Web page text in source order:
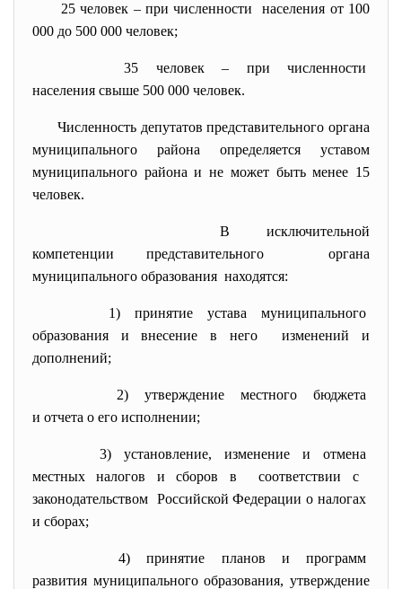
25 человек – при численности населения от 100
000 до 500 000 человек;
35 человек – при численности
населения свыше 500 000 человек.
Численность депутатов представительного органа
муниципального района определяется уставом
муниципального района и не может быть менее 15
человек.
В исключительной
компетенции представительного органа
муниципального образования находятся:
1) принятие устава муниципального
образования и внесение в него изменений и
дополнений;
2) утверждение местного бюджета
и отчета о его исполнении;
3) установление, изменение и отмена
местных налогов и сборов в соответствии с
законодательством Российской Федерации о налогах
и сборах;
4) принятие планов и программ
развития муниципального образования, утверждение